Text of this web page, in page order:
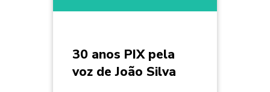
30 anos PIX pela
voz de João Silva